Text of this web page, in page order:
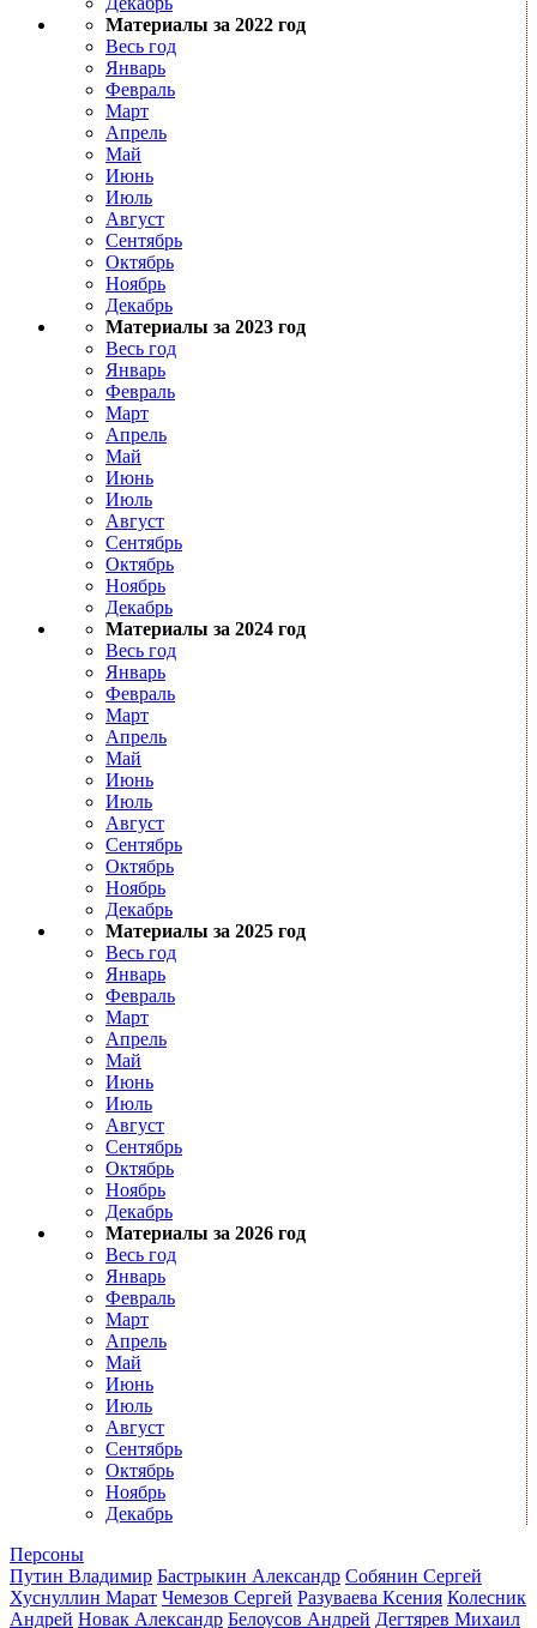
Материалы за 2022 год
Весь год
Январь
Февраль
Март
Апрель
Май
Июнь
Июль
Август
Сентябрь
Октябрь
Ноябрь
Декабрь
Материалы за 2023 год
Весь год
Январь
Февраль
Март
Апрель
Май
Июнь
Июль
Август
Сентябрь
Октябрь
Ноябрь
Декабрь
Материалы за 2024 год
Весь год
Январь
Февраль
Март
Апрель
Май
Июнь
Июль
Август
Сентябрь
Октябрь
Ноябрь
Декабрь
Материалы за 2025 год
Весь год
Январь
Февраль
Март
Апрель
Май
Июнь
Июль
Август
Сентябрь
Октябрь
Ноябрь
Декабрь
Материалы за 2026 год
Весь год
Январь
Февраль
Март
Апрель
Май
Июнь
Июль
Август
Сентябрь
Октябрь
Ноябрь
Декабрь
Персоны
Путин Владимир Бастрыкин Александр Собянин Сергей
Хуснуллин Марат Чемезов Сергей Разуваева Ксения Колесник
Андрей Новак Александр Белоусов Андрей Дегтярев Михаил